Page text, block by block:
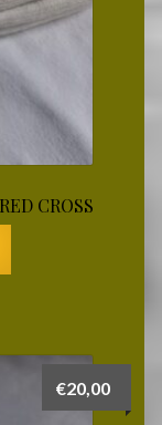
CROSS
€20,00